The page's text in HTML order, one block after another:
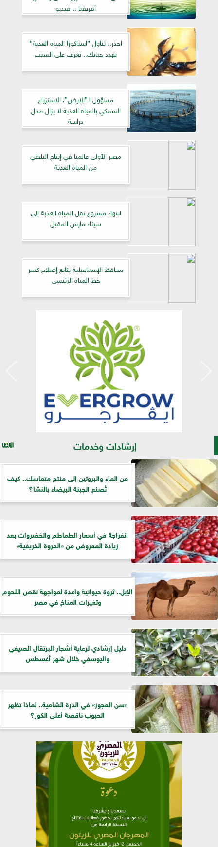
أفريقيا .. فيديو
احذر.. تناول ”استاكوزا المياه العذبة”
يهدد حياتك.. تعرف على السبب
مسؤول لـ”الارض”: الاستزراع
السمكي بالمياه العذبة لا يزال محل
دراسة
مصر الأولى عالميا في إنتاج البلطي
من المياه العذبة
انتهاء مشروع نقل المياه العذبة إلى
سيناء مارس المقبل
محافظ الإسماعيلية يتابع إصلاح كسر
خط المياه الرئيسى
إرشادات وخدمات
من الماء والبروتين إلى منتج متماسك.. كيف
تُصنع الجبنة البيضاء بالنشا؟
انفراجة في أسعار الطماطم والخضروات بعد
زيادة المعروض من «العروة الخريفية»
الإبل.. ثروة حيوانية واعدة لمواجهة نقص اللحوم
وتغيرات المناخ في مصر
دليل إرشادي لرعاية أشجار البرتقال الصيفي
واليوسفي خلال شهر أغسطس
«سن العجوز» في الذرة الشامية.. لماذا تظهر
الحبوب ناقصة أعلى الكوز؟